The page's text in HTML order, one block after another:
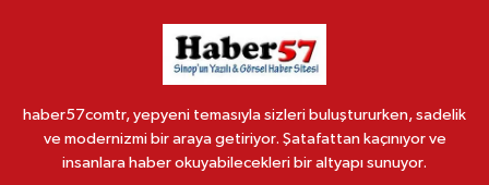
haber57comtr, yepyeni temasıyla sizleri buluştururken, sadelik
ve modernizmi bir araya getiriyor. Şatafattan kaçınıyor ve
insanlara haber okuyabilecekleri bir altyapı sunuyor.